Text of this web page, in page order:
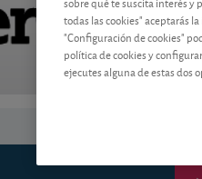
todas las cookies" aceptarás
"Configuración de cookies"
política de cookies y
ejecutes alguna de estas dos